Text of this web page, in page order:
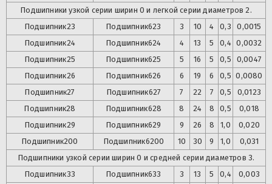
Подшипники узкой серии ширин 0 и легкой серии диаметров 2.
Подшипник23 Подшипник623 3 10 4 0,3
0,0015
Подшипник24 Подшипник624 4 13 5 0,4 0,0032
Подшипник25 Подшипник625 5 16 5 0,5
0,0047
Подшипник26 Подшипник626 6 19 6 0,5 0,0080
Подшипник27 Подшипник627 7 22 7 0,5
0,0123
Подшипник28 Подшипник628 8 24 8 0,5
0,018
Подшипник29 Подшипник629 9 26 8 1,0
0,020
Подшипник200 Подшипник6200 10 30 9 1,0
0,031
Подшипники узкой серии ширин 0 и средней серии диаметров 3.
Подшипник33 Подшипник633 3 13 5 0,4
0,003